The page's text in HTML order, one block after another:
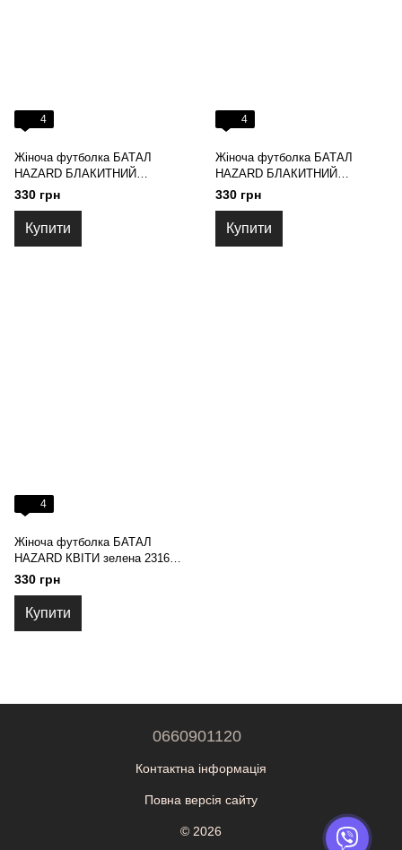
4
Жіноча футболка БАТАЛ
HAZARD БЛАКИТНИЙ
МЕТЕЛИК рожева 23465 (2XL)
330 грн
Купити
4
Жіноча футболка БАТАЛ
HAZARD БЛАКИТНИЙ
МЕТЕЛИК рожева 23465 (3XL)
330 грн
Купити
4
Жіноча футболка БАТАЛ
HAZARD КВІТИ зелена 2316
(3XL)
330 грн
Купити
0660901120
Контактна інформація
Повна версія сайту
© 2026